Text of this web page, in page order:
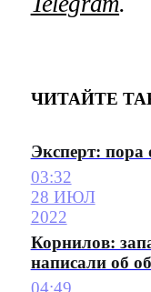
ЧИТАЙТЕ
Эксперт:
03:32
28 ИЮЛ
2022
Корнилов:
написали об
04:49